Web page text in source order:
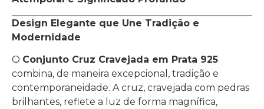
Design Elegante que Une Tradição e
Modernidade
O Conjunto Cruz Cravejada em Prata 925
combina, de maneira excepcional, tradição e
contemporaneidade. A cruz, cravejada com pedras
brilhantes, reflete a luz de forma magnífica,